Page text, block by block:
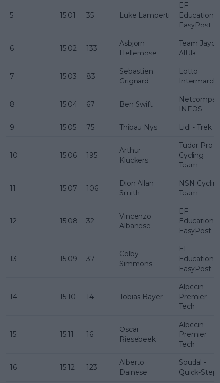
5 15:01 35 Luke Lamperti
EF
Education -
EasyPost
6 15:02 133
Asbjorn
Hellemose
Team Jayco
AlUla
7 15:03 83
Sebastien
Grignard
Lotto
8 15:04 67 Ben Swift
INEOS
9 15:05 75 Thibau Nys Lidl - Trek
10 15:06 195
Arthur
Kluckers
Tudor Pro
Cycling
Team
11 15:07 106
Dion Allan
Smith
NSN
Team
12 15:08 32
Vincenzo
Albanese
EF
Education -
EasyPost
13 15:09 37
Colby
Simmons
EF
Education -
EasyPost
14 15:10 14 Tobias Bayer
Alpecin -
Premier
Tech
15 15:11 16
Oscar
Riesebeek
Alpecin -
Premier
Tech
16 15:12 123
Alberto
Dainese
Soudal -
Quick-Step